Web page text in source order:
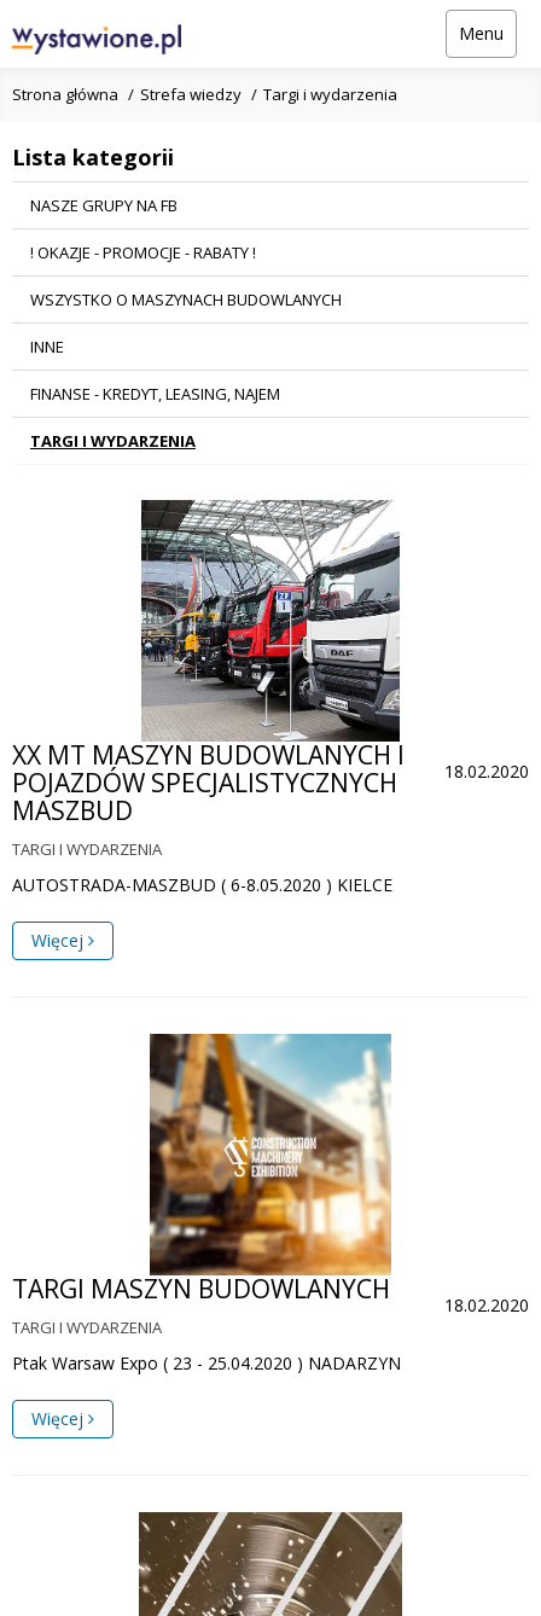
Menu
Strona główna Strefa wiedzy Targi i wydarzenia
Lista kategorii
NASZE GRUPY NA FB
! OKAZJE - PROMOCJE - RABATY !
WSZYSTKO O MASZYNACH BUDOWLANYCH
INNE
FINANSE - KREDYT, LEASING, NAJEM
TARGI I WYDARZENIA
18.02.2020
XX MT MASZYN BUDOWLANYCH I
POJAZDÓW SPECJALISTYCZNYCH
MASZBUD
TARGI I WYDARZENIA
AUTOSTRADA-MASZBUD ( 6-8.05.2020 ) KIELCE
Więcej
18.02.2020
TARGI MASZYN BUDOWLANYCH
TARGI I WYDARZENIA
Ptak Warsaw Expo ( 23 - 25.04.2020 ) NADARZYN
Więcej